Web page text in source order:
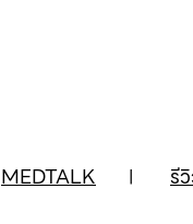
MEDTALK รี